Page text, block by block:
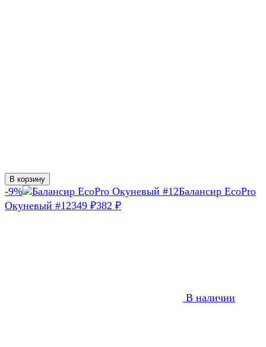
В корзину
-9%
Балансир EcoPro
Окуневый #12349 ₽382 ₽
В наличии